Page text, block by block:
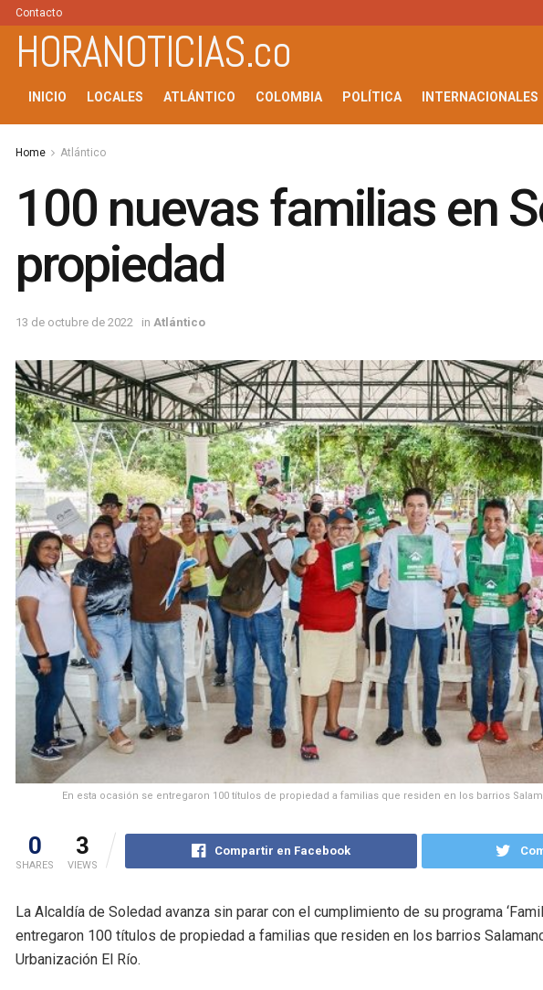
Contacto
HORANOTICIAS.co
INICIO LOCALES ATLÁNTICO COLOMBIA POLÍTICA INTERNACIONALES
Home Atlántico
100 nuevas familias en
propiedad
13 de octubre de 2022 in Atlántico
En esta ocasión se entregaron 100 títulos de propiedad a familias que residen en los barrios
0
SHARES
3
VIEWS
Compartir en Facebook
La Alcaldía de Soledad avanza sin parar con el cumplimiento de su programa
entregaron 100 títulos de propiedad a familias que residen en los barrios
Urbanización El Río.